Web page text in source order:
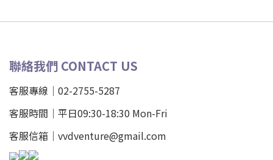
聯絡我們 CONTACT US
客服專線｜02-2755-5287
客服時間｜平日09:30-18:30 Mon-Fri
客服信箱｜vvdventure@gmail.com